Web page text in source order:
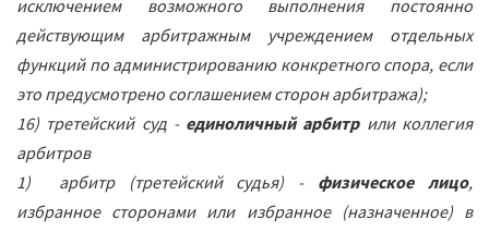
исключением возможного выполнения постоянно
действующим арбитражным учреждением отдельных
функций по администрированию конкретного спора, если
это предусмотрено соглашением сторон арбитража);
16) третейский суд - единоличный арбитрили коллегия
арбитров
1) арбитр (третейский судья) - физическое лицо,
избранное сторонами или избранное (назначенное) в